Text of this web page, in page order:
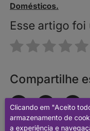
Clicando em "Aceito
armazenamento de
a experiência e
Domésticos.
Esse artigo foi
Compartilhe
© 2018-2026Hora do